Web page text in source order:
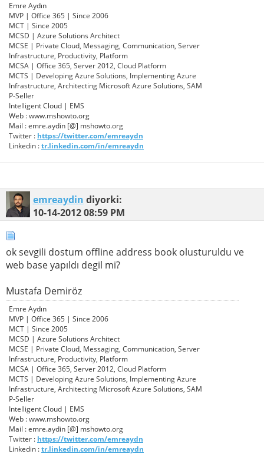
Emre Aydın
MVP | Office 365 | Since 2006
MCT | Since 2005
MCSD | Azure Solutions Architect
MCSE | Private Cloud, Messaging, Communication, Server
Infrastructure, Productivity, Platform
MCSA | Office 365, Server 2012, Cloud Platform
MCTS | Developing Azure Solutions, Implementing Azure
Infrastructure, Architecting Microsoft Azure Solutions, SAM
P-Seller
Intelligent Cloud | EMS
Web : www.mshowto.org
Mail : emre.aydin [@] mshowto.org
Twitter : https://twitter.com/emreaydn
Linkedin :tr.linkedin.com/in/emreaydn
emreaydin diyorki:
10-14-201208:59 PM
ok sevgili dostum offline address book olusturuldu ve
web base yapıldı degil mi?
Mustafa Demiröz
Emre Aydın
MVP | Office 365 | Since 2006
MCT | Since 2005
MCSD | Azure Solutions Architect
MCSE | Private Cloud, Messaging, Communication, Server
Infrastructure, Productivity, Platform
MCSA | Office 365, Server 2012, Cloud Platform
MCTS | Developing Azure Solutions, Implementing Azure
Infrastructure, Architecting Microsoft Azure Solutions, SAM
P-Seller
Intelligent Cloud | EMS
Web : www.mshowto.org
Mail : emre.aydin [@] mshowto.org
Twitter : https://twitter.com/emreaydn
Linkedin :tr.linkedin.com/in/emreaydn